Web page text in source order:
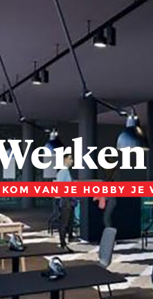
KOM VAN JE HOBBY JE